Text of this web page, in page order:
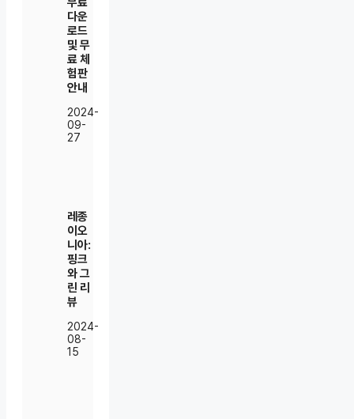
다운
로드
및 무
료 체
험판
안내
2024-
09-
27
레종
이오
니아:
핑크
와 그
린 리
뷰
2024-
08-
15